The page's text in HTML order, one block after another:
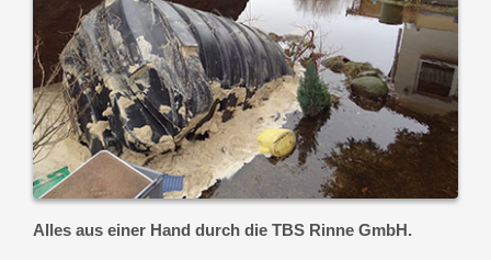
Alles aus einer Hand durch die TBS Rinne GmbH.